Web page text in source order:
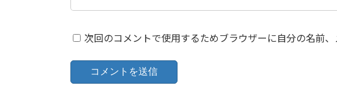
次回のコメントで使用するためブラウザーに自分の名前